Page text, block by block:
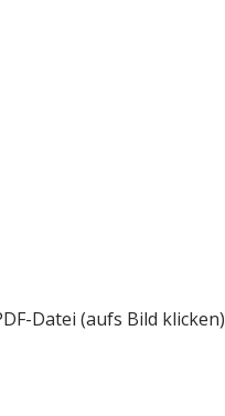
Datei (aufs Bild klicken)